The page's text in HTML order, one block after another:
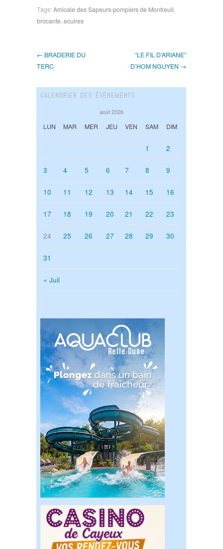
Tags:Amicale des Sapeurs-pompiers de Montreuil,
brocante,ecuires
← BRADERIE DU
TERC
“LE FIL D’ARIANE”
D’HOM NGUYEN →
CALENDRIER DES ÉVÉNEMENTS
août 2026
LUN MAR MER JEU VEN SAM DIM
« Juil
1 2
3 4 5 6 7 8 9
10 11 12 13 14 15 16
17 18 19 20 21 22 23
24 25 26 27 28 29 30
31